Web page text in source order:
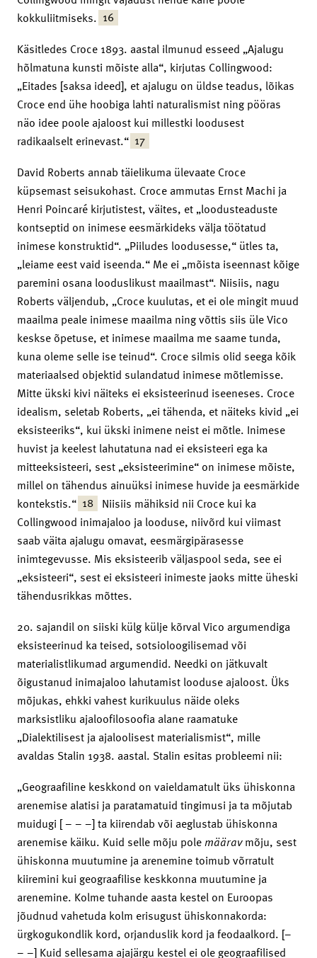
kokkuliitmiseks. 16
Käsitledes Croce 1893. aastal ilmunud esseed „Ajalugu
hõlmatuna kunsti mõiste alla“, kirjutas Collingwood:
„Eitades [saksa ideed], et ajalugu on üldse teadus, lõikas
Croce end ühe hoobiga lahti naturalismist ning pööras
näo idee poole ajaloost kui millestki loodusest
radikaalselt erinevast.“ 17
David Roberts annab täielikuma ülevaate Croce
küpsemast seisukohast. Croce ammutas Ernst Machi ja
Henri Poincaré kirjutistest, väites, et „loodusteaduste
kontseptid on inimese eesmärkideks välja töötatud
inimese konstruktid“. „Piiludes loodusesse,“ ütles ta,
„leiame eest vaid iseenda.“ Me ei „mõista iseennast kõige
paremini osana looduslikust maailmast“. Niisiis, nagu
Roberts väljendub, „Croce kuulutas, et ei ole mingit muud
maailma peale inimese maailma ning võttis siis üle Vico
keskse õpetuse, et inimese maailma me saame tunda,
kuna oleme selle ise teinud“. Croce silmis olid seega kõik
materiaalsed objektid sulandatud inimese mõtlemisse.
Mitte ükski kivi näiteks ei eksisteerinud iseeneses. Croce
idealism, seletab Roberts, „ei tähenda, et näiteks kivid „ei
eksisteeriks“, kui ükski inimene neist ei mõtle. Inimese
huvist ja keelest lahutatuna nad ei eksisteeri ega ka
mitteeksisteeri, sest „eksisteerimine“ on inimese mõiste,
millel on tähendus ainuüksi inimese huvide ja eesmärkide
kontekstis.“ 18 Niisiis mähiksid nii Croce kui ka
Collingwood inimajaloo ja looduse, niivõrd kui viimast
saab väita ajalugu omavat, eesmärgipärasesse
inimtegevusse. Mis eksisteerib väljaspool seda, see ei
„eksisteeri“, sest ei eksisteeri inimeste jaoks mitte üheski
tähendusrikkas mõttes.
20. sajandil on siiski külg külje kõrval Vico argumendiga
eksisteerinud ka teised, sotsioloogilisemad või
materialistlikumad argumendid. Needki on jätkuvalt
õigustanud inimajaloo lahutamist looduse ajaloost. Üks
mõjukas, ehkki vahest kurikuulus näide oleks
marksistliku ajaloofilosoofia alane raamatuke
„Dialektilisest ja ajaloolisest materialismist“, mille
avaldas Stalin 1938. aastal. Stalin esitas probleemi nii:
„Geograafiline keskkond on vaieldamatult üks ühiskonna
arenemise alatisi ja paratamatuid tingimusi ja ta mõjutab
muidugi [ – – –] ta kiirendab või aeglustab ühiskonna
arenemise käiku. Kuid selle mõju polemääravmõju, sest
ühiskonna muutumine ja arenemine toimub võrratult
kiiremini kui geograafilise keskkonna muutumine ja
arenemine. Kolme tuhande aasta kestel on Euroopas
jõudnud vahetuda kolm erisugust ühiskonnakorda:
ürgkogukondlik kord, orjanduslik kord ja feodaalkord. [–
– –] Kuid sellesama ajajärgu kestel ei ole geograafilised